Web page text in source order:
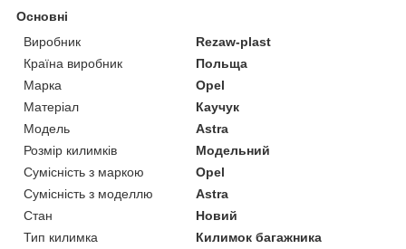
Основні
Виробник
Rezaw-plast
Країна виробник
Польща
Марка
Opel
Матеріал
Каучук
Модель
Astra
Розмір килимків
Модельний
Сумісність з маркою
Opel
Сумісність з моделлю
Astra
Стан
Новий
Тип килимка
Килимок багажника